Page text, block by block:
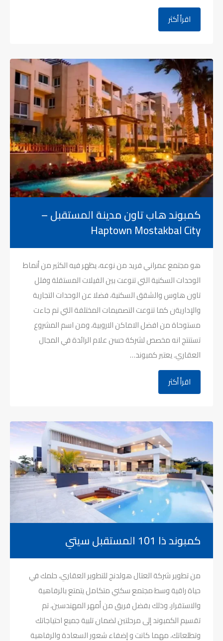
اقرأ أكثر
كمبوند هاب تاون مدينة المستقبل –
Haptown Mostakbal City
هو مجتمع عمراني فريد من نوعه، يظهر فيه الكثير من أنماط
الوحدات السكنية التي تنوعت بين الفيلات المستقلة وفلل
تاون هاوس والشقق السكنية، فضلا عن الوحدات التجارية
والإداريةن كما تنوعت التصميمات المختلفة التي تم جاءت
مستوحاة من افضل الاماكن الاروبية، ومن اسم المشروع
تستنتج انه مخصص لشركة حسن علام الرائدة في المجال
العقاري. يعتبر كمبوند…
اقرأ أكثر
كمبوند ذا 101 المستقبل سيتي
من تطوير شركة العتال هولدنج للتطوير العقاري، حلمك في
حياة راقية وسط مجتمع سكني متكامل يتمتع بالرفاهية
والاستقرار، وذلك بفضل فريق من أمهر المهندسين، تم
تقسيم الكمبوند إلى مرحلتين لضمان تلبية جميع احتياجاتك
وتطلعاتك، مهما كانت و إضفاء شعور السعادة والرفاهية